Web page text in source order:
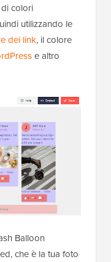
colori
utilizzando le
dei link, il colore
e altro
Balloon
che è la tua foto